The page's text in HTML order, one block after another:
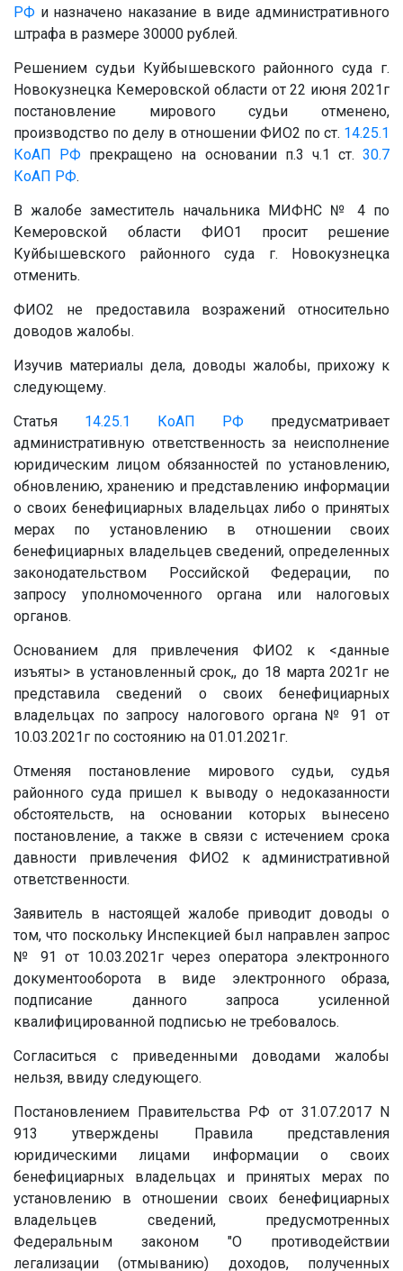
РФ и назначено наказание в виде административного
штрафа в размере 30000 рублей.
Решением судьи Куйбышевского районного суда г.
Новокузнецка Кемеровской области от 22 июня 2021г
постановление мирового судьи отменено,
производство по делу в отношении ФИО2 по ст. 14.25.1
КоАП РФ прекращено на основании п.3 ч.1 ст. 30.7
КоАП РФ.
В жалобе заместитель начальника МИФНС № 4 по
Кемеровской области ФИО1 просит решение
Куйбышевского районного суда г. Новокузнецка
отменить.
ФИО2 не предоставила возражений относительно
доводов жалобы.
Изучив материалы дела, доводы жалобы, прихожу к
следующему.
Статья 14.25.1 КоАП РФ предусматривает
административную ответственность за неисполнение
юридическим лицом обязанностей по установлению,
обновлению, хранению и представлению информации
о своих бенефициарных владельцах либо о принятых
мерах по установлению в отношении своих
бенефициарных владельцев сведений, определенных
законодательством Российской Федерации, по
запросу уполномоченного органа или налоговых
органов.
Основанием для привлечения ФИО2 к <данные
изъяты> в установленный срок,, до 18 марта 2021г не
представила сведений о своих бенефициарных
владельцах по запросу налогового органа № 91 от
10.03.2021г по состоянию на 01.01.2021г.
Отменяя постановление мирового судьи, судья
районного суда пришел к выводу о недоказанности
обстоятельств, на основании которых вынесено
постановление, а также в связи с истечением срока
давности привлечения ФИО2 к административной
ответственности.
Заявитель в настоящей жалобе приводит доводы о
том, что поскольку Инспекцией был направлен запрос
№ 91 от 10.03.2021г через оператора электронного
документооборота в виде электронного образа,
подписание данного запроса усиленной
квалифицированной подписью не требовалось.
Согласиться с приведенными доводами жалобы
нельзя, ввиду следующего.
Постановлением Правительства РФ от 31.07.2017 N
913 утверждены Правила представления
юридическими лицами информации о своих
бенефициарных владельцах и принятых мерах по
установлению в отношении своих бенефициарных
владельцев сведений, предусмотренных
Федеральным законом "О противодействии
легализации (отмыванию) доходов, полученных